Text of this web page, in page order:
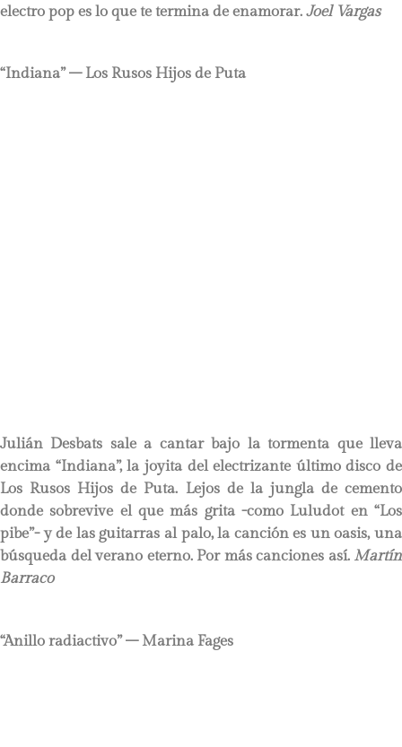
electro pop es lo que te termina de enamorar. Joel Vargas
“Indiana” – Los Rusos Hijos de Puta
Julián Desbats sale a cantar bajo la tormenta que lleva
encima “Indiana”, la joyita del electrizante último disco de
Los Rusos Hijos de Puta. Lejos de la jungla de cemento
donde sobrevive el que más grita -como Luludot en “Los
pibe”- y de las guitarras al palo, la canción es un oasis, una
búsqueda del verano eterno. Por más canciones así. Martín
Barraco
“Anillo radiactivo” – Marina Fages